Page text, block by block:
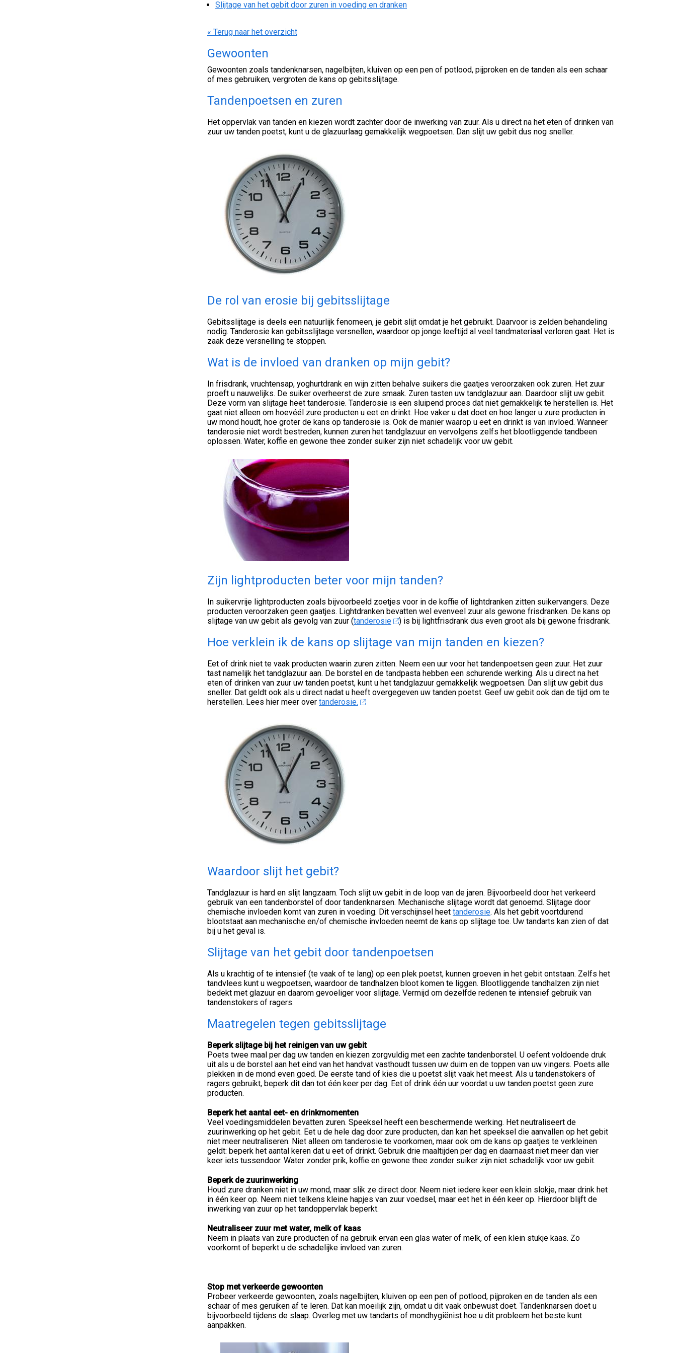
Slijtage van het gebit door zuren in voeding en dranken
« Terug naar het overzicht
Gewoonten
Gewoonten zoals tandenknarsen, nagelbijten, kluiven op een pen of potlood, pijproken en de tanden als een schaar
of mes gebruiken, vergroten de kans op gebitsslijtage.
Tandenpoetsen en zuren
Het oppervlak van tanden en kiezen wordt zachter door de inwerking van zuur. Als u direct na het eten of drinken van
zuur uw tanden poetst, kunt u de glazuurlaag gemakkelijk wegpoetsen. Dan slijt uw gebit dus nog sneller.
De rol van erosie bij gebitsslijtage
Gebitsslijtage is deels een natuurlijk fenomeen, je gebit slijt omdat je het gebruikt. Daarvoor is zelden behandeling
nodig. Tanderosie kan gebitsslijtage versnellen, waardoor op jonge leeftijd al veel tandmateriaal verloren gaat. Het is
zaak deze versnelling te stoppen.
Wat is de invloed van dranken op mijn gebit?
In frisdrank, vruchtensap, yoghurtdrank en wijn zitten behalve suikers die gaatjes veroorzaken ook zuren. Het zuur
proeft u nauwelijks. De suiker overheerst de zure smaak. Zuren tasten uw tandglazuur aan. Daardoor slijt uw gebit.
Deze vorm van slijtage heet tanderosie. Tanderosie is een sluipend proces dat niet gemakkelijk te herstellen is. Het
gaat niet alleen om hoevéél zure producten u eet en drinkt. Hoe vaker u dat doet en hoe langer u zure producten in
uw mond houdt, hoe groter de kans op tanderosie is. Ook de manier waarop u eet en drinkt is van invloed. Wanneer
tanderosie niet wordt bestreden, kunnen zuren het tandglazuur en vervolgens zelfs het blootliggende tandbeen
oplossen. Water, koffie en gewone thee zonder suiker zijn niet schadelijk voor uw gebit.
Zijn lightproducten beter voor mijn tanden?
In suikervrije lightproducten zoals bijvoorbeeld zoetjes voor in de koffie of lightdranken zitten suikervangers. Deze
producten veroorzaken geen gaatjes. Lightdranken bevatten wel evenveel zuur als gewone frisdranken. De kans op
slijtage van uw gebit als gevolg van zuur (tanderosie ) is bij lightfrisdrank dus even groot als bij gewone frisdrank.
Hoe verklein ik de kans op slijtage van mijn tanden en kiezen?
Eet of drink niet te vaak producten waarin zuren zitten. Neem een uur voor het tandenpoetsen geen zuur. Het zuur
tast namelijk het tandglazuur aan. De borstel en de tandpasta hebben een schurende werking. Als u direct na het
eten of drinken van zuur uw tanden poetst, kunt u het tandglazuur gemakkelijk wegpoetsen. Dan slijt uw gebit dus
sneller. Dat geldt ook als u direct nadat u heeft overgegeven uw tanden poetst. Geef uw gebit ook dan de tijd om te
herstellen. Lees hier meer over tanderosie.
Waardoor slijt het gebit?
Tandglazuur is hard en slijt langzaam. Toch slijt uw gebit in de loop van de jaren. Bijvoorbeeld door het verkeerd
gebruik van een tandenborstel of door tandenknarsen. Mechanische slijtage wordt dat genoemd. Slijtage door
chemische invloeden komt van zuren in voeding. Dit verschijnsel heet tanderosie. Als het gebit voortdurend
blootstaat aan mechanische en/of chemische invloeden neemt de kans op slijtage toe. Uw tandarts kan zien of dat
bij u het geval is.
Slijtage van het gebit door tandenpoetsen
Als u krachtig of te intensief (te vaak of te lang) op een plek poetst, kunnen groeven in het gebit ontstaan. Zelfs het
tandvlees kunt u wegpoetsen, waardoor de tandhalzen bloot komen te liggen. Blootliggende tandhalzen zijn niet
bedekt met glazuur en daarom gevoeliger voor slijtage. Vermijd om dezelfde redenen te intensief gebruik van
tandenstokers of ragers.
Maatregelen tegen gebitsslijtage
Beperk slijtage bij het reinigen van uw gebit
Poets twee maal per dag uw tanden en kiezen zorgvuldig met een zachte tandenborstel. U oefent voldoende druk
uit als u de borstel aan het eind van het handvat vasthoudt tussen uw duim en de toppen van uw vingers. Poets alle
plekken in de mond even goed. De eerste tand of kies die u poetst slijt vaak het meest. Als u tandenstokers of
ragers gebruikt, beperk dit dan tot één keer per dag. Eet of drink één uur voordat u uw tanden poetst geen zure
producten.
Beperk het aantal eet- en drinkmomenten
Veel voedingsmiddelen bevatten zuren. Speeksel heeft een beschermende werking. Het neutraliseert de
zuurinwerking op het gebit. Eet u de hele dag door zure producten, dan kan het speeksel die aanvallen op het gebit
niet meer neutraliseren. Niet alleen om tanderosie te voorkomen, maar ook om de kans op gaatjes te verkleinen
geldt: beperk het aantal keren dat u eet of drinkt. Gebruik drie maaltijden per dag en daarnaast niet meer dan vier
keer iets tussendoor. Water zonder prik, koffie en gewone thee zonder suiker zijn niet schadelijk voor uw gebit.
Beperk de zuurinwerking
Houd zure dranken niet in uw mond, maar slik ze direct door. Neem niet iedere keer een klein slokje, maar drink het
in één keer op. Neem niet telkens kleine hapjes van zuur voedsel, maar eet het in één keer op. Hierdoor blijft de
inwerking van zuur op het tandoppervlak beperkt.
Neutraliseer zuur met water, melk of kaas
Neem in plaats van zure producten of na gebruik ervan een glas water of melk, of een klein stukje kaas. Zo
voorkomt of beperkt u de schadelijke invloed van zuren.
Stop met verkeerde gewoonten
Probeer verkeerde gewoonten, zoals nagelbijten, kluiven op een pen of potlood, pijproken en de tanden als een
schaar of mes geruiken af te leren. Dat kan moeilijk zijn, omdat u dit vaak onbewust doet. Tandenknarsen doet u
bijvoorbeeld tijdens de slaap. Overleg met uw tandarts of mondhygiënist hoe u dit probleem het beste kunt
aanpakken.